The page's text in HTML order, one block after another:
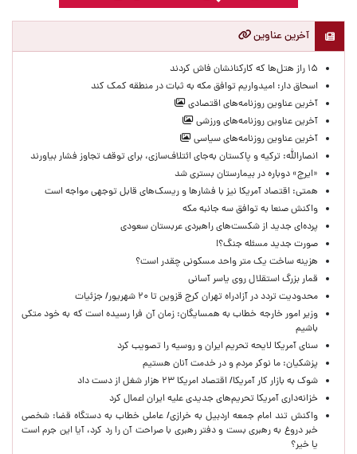
آخرین عناوین
۱۵ راز هتل‌ها که کارکنانشان فاش کردند
اسحاق دار: امیدواریم توافق مکه به ثبات در منطقه کمک کند
آخرین عناوین روزنامه‌های اقتصادی
آخرین عناوین روزنامه‌های ورزشی
آخرین عناوین روزنامه‌های سیاسی
انصارالله: ترکیه و پاکستان به‌جای ائتلاف‌سازی، برای توقف تجاوز فشار بیاورند
«ایرج» دوباره در بیمارستان بستری شد
همتی: اقتصاد آمریکا نیز با فشارها و ریسک‌های قابل توجهی مواجه است
واکنش صنعا به توافق سه جانبه مکه
پرده‌ای جدید از شکست‌های راهبردی عربستان سعودی
صورت جدید مسئله جنگ؟!
هزینه ساخت یک متر واحد مسکونی چقدر است؟
قمار بزرگ استقلال روی یاسر آسانی
محدودیت تردد در آزادراه تهران کرج قزوین تا ۲۰ شهریور/ جزئیات
وزیر امور خارجه خطاب به همسایگان: زمان آن فرا رسیده است که به خود متکی
باشیم
سنای آمریکا لایحه تحریم ایران و روسیه را تصویب کرد
پزشکیان: ما نوکر مردم و در خدمت آنان هستیم
شوک به بازار کار آمریکا/ اقتصاد امریکا ۲۳ هزار شغل از دست داد
خزانه‌داری آمریکا تحریم‌های جدیدی علیه ایران اعمال کرد
واکنش تند امام جمعه اردبیل به خرازی/ عاملی خطاب به دستگاه قضا: شخصی
خبر دروغ به رهبری بست و دفتر رهبری با صراحت آن را رد کرد، آیا این جرم است
یا خیر؟